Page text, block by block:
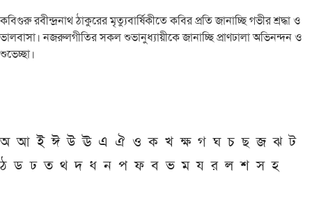
কবিগুরু রবীন্দ্রনাথ ঠাকুরের মৃত্যুবার্ষিকীতে কবির প্রতি জানাচ্ছি গভীর শ্রদ্ধা ও
ভালবাসা। নজরুলগীতির সকল শুভানুধ্যায়ীকে জানাচ্ছি প্রাণঢালা অভিনন্দন ও
শুভেচ্ছা।
অ আ ই ঈ উ ঊ এ ঐ ও ক খ ক্ষ গ ঘ চ ছ জ ঝ ট
ঠ ড ঢ ত থ দ ধ ন প ফ ব ভ ম য র ল শ স হ